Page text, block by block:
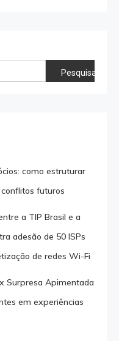
Pesquisar
como estruturar
futuros
a TIP Brasil e a
adesão de 50 ISPs
de redes Wi-Fi
Surpresa Apimentada
em experiências